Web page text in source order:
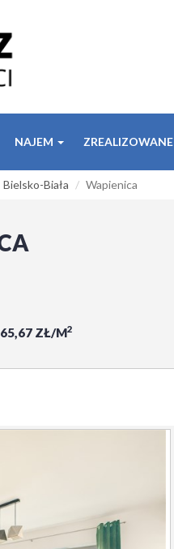
NAJEM ZREALIZOWANE
Bielsko-Biała Wapienica
ZŁ/M2